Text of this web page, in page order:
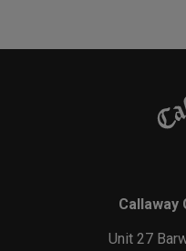
Callaway
Unit 27